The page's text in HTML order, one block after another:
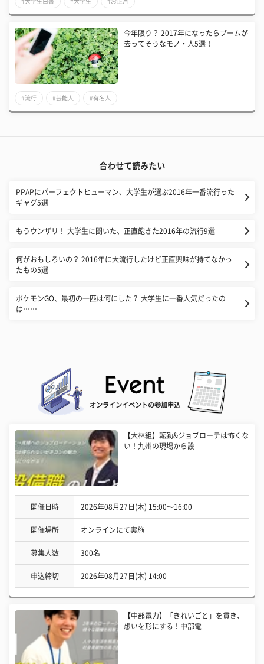
#大学生白書 #大学生 #お正月
今年限り？ 2017年になったらブームが
去ってそうなモノ・人5選！
#流行 #芸能人 #有名人
合わせて読みたい
PPAPにパーフェクトヒューマン、大学生が選ぶ2016年一番流行った
ギャグ5選
もうウンザリ！ 大学生に聞いた、正直飽きた2016年の流行9選
何がおもしろいの？ 2016年に大流行したけど正直興味が持てなかっ
たもの5選
ポケモンGO、最初の一匹は何にした？ 大学生に一番人気だったの
は……
オンラインイベントの参加申込
【大林組】転勤&ジョブローテは怖くな
い！九州の現場から設
開催日時 2026年08月27日(木) 15:00〜16:00
開催場所 オンラインにて実施
募集人数 300名
申込締切 2026年08月27日(木) 14:00
【中部電力】「きれいごと」を貫き、
想いを形にする！中部電